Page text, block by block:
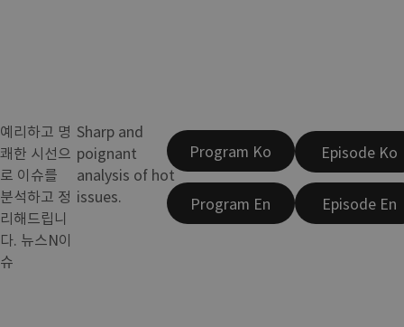
예리하고 명
쾌한 시선으
로 이슈를
분석하고 정
리해드립니
다. 뉴스N이
슈
Sharp and
poignant
analysis of hot
issues.
Program Ko
Program En
Episode Ko
Episode En